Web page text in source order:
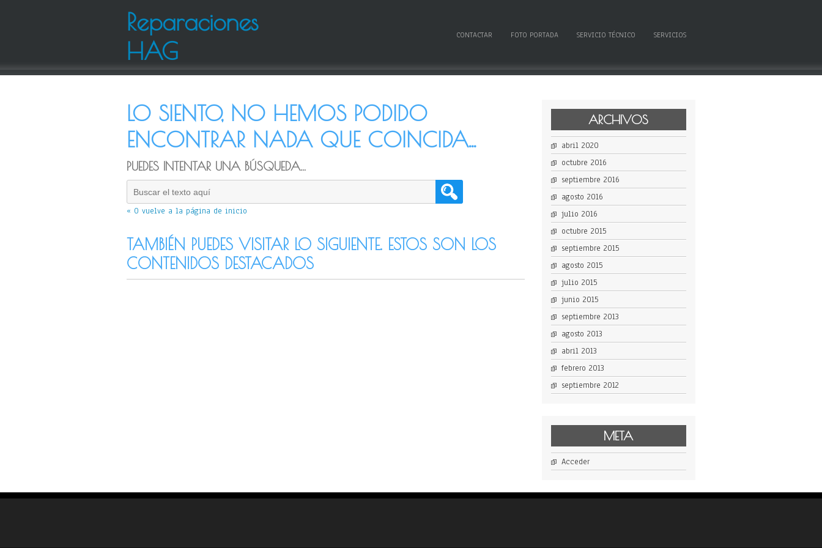
Reparaciones
HAG
CONTACTAR FOTO PORTADA SERVICIO TÉCNICO SERVICIOS
LO SIENTO, NO HEMOS PODIDO
ENCONTRAR NADA QUE COINCIDA...
PUEDES INTENTAR UNA BÚSQUEDA...
« O vuelve a la página de inicio
TAMBIÉN PUEDES VISITAR LO SIGUIENTE. ESTOS SON LOS
CONTENIDOS DESTACADOS
ARCHIVOS
abril 2020
octubre 2016
septiembre 2016
agosto 2016
julio 2016
octubre 2015
septiembre 2015
agosto 2015
julio 2015
junio 2015
septiembre 2013
agosto 2013
abril 2013
febrero 2013
septiembre 2012
META
Acceder